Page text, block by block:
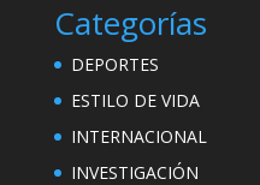
Categorías
DEPORTES
ESTILO DE VIDA
INTERNACIONAL
INVESTIGACIÓN